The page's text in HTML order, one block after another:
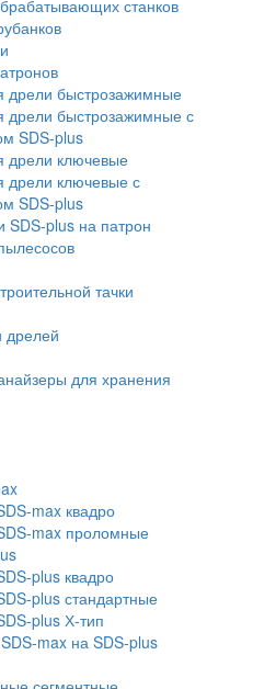
станков
дрели быстрозажимные
дрели быстрозажимные с
SDS-plus
дрели ключевые
дрели ключевые с
SDS-plus
SDS-plus на патрон
тачки
для хранения
max квадро
max проломные
plus квадро
plus стандартные
plus Х-тип
max на SDS-plus